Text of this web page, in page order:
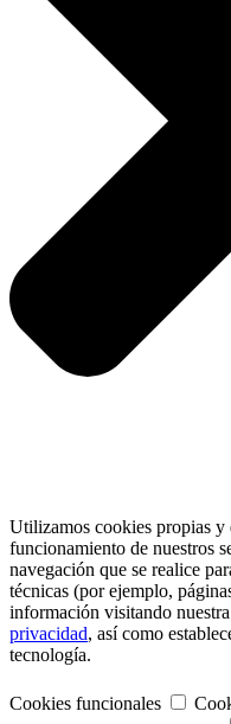
Utilizamos cookies propias y
funcionamiento de nuestros
navegación que se realice
técnicas (por ejemplo,
información visitando nuestra
privacidad, así como
tecnología.
Cookies funcionales